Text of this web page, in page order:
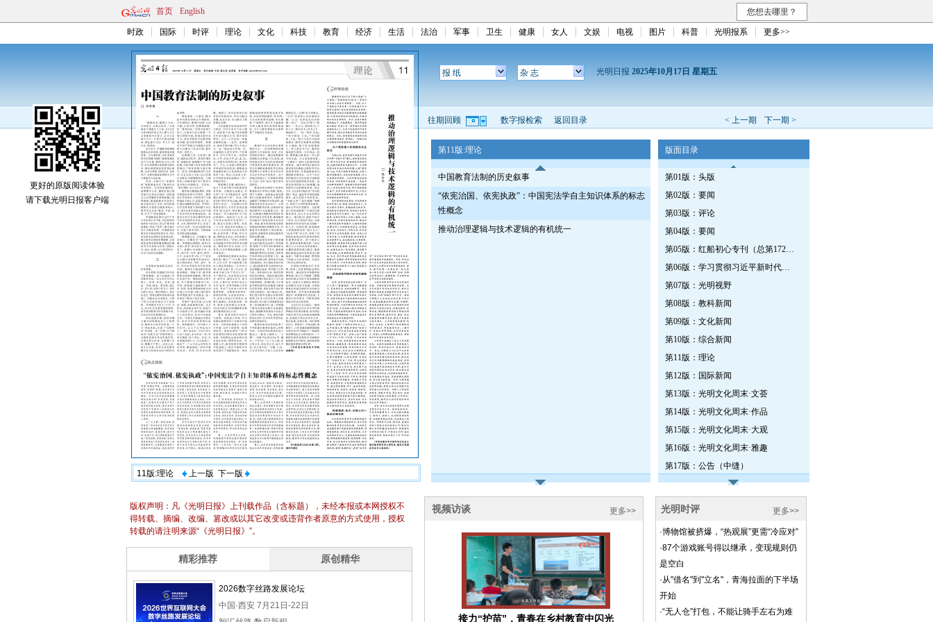
首页 English 您想去哪里？
时政 国际 时评 理论 文化 科技 教育 经济 生活 法治 军事 卫生 健康 女人 文娱 电视 图片 科普 光明报系 更多>>
11版:理论 上一版 下一版
报 纸 杂 志 光明日报 2025年10月17日 星期五
< 上一期 下一期 >
往期回顾 数字报检索 返回目录
第11版:理论
中国教育法制的历史叙事
“依宪治国、依宪执政”：中国宪法学自主知识体系的标志
性概念
推动治理逻辑与技术逻辑的有机统一
版面目录
第01版：头版
第02版：要闻
第03版：评论
第04版：要闻
第05版：红船初心专刊（总第1725期）
第06版：学习贯彻习近平新时代中国特色社会主义思想专刊
第07版：光明视野
第08版：教科新闻
第09版：文化新闻
第10版：综合新闻
第11版：理论
第12版：国际新闻
第13版：光明文化周末·文荟
第14版：光明文化周末·作品
第15版：光明文化周末·大观
第16版：光明文化周末·雅趣
第17版：公告（中缝）
更好的原版阅读体验
请下载光明日报客户端